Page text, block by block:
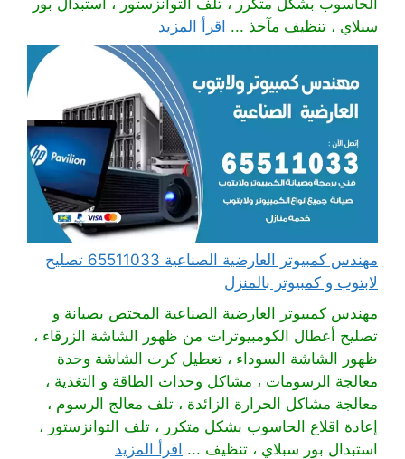
سبلاي ، تنظيف مآخذ ... اقرأ المزيد
مهندس كمبيوتر العارضية الصناعية 65511033 تصليح
لابتوب و كمبيوتر بالمنزل
مهندس كمبيوتر العارضية الصناعية المختص بصيانة و
تصليح أعطال الكومبيوترات من ظهور الشاشة الزرقاء ،
ظهور الشاشة السوداء ، تعطيل كرت الشاشة وحدة
معالجة الرسومات ، مشاكل وحدات الطاقة و التغذية ،
معالجة مشاكل الحرارة الزائدة ، تلف معالج الرسوم ،
إعادة اقلاع الحاسوب بشكل متكرر ، تلف التوانزستور ،
استبدال بور سبلاي ، تنظيف ... اقرأ المزيد